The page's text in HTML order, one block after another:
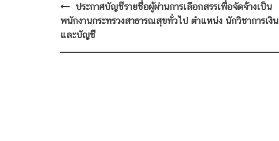
Post
navigation
ประกาศบัญชีรายชื่อผู้ผ่านการเลือกสรรเพื่อจัดจ้างเป็น
พนักงานกระทรวงสาธารณสุขทั่วไป ตำแหน่ง นักวิชาการเงิน
และบัญชี